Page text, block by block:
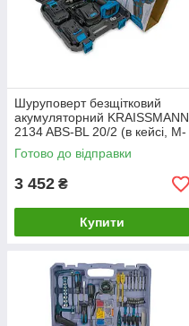
Шуруповерт безщітковий
акумуляторний KRAISSMANN
2134 ABS-BL 20/2 (в кейсі, M-
POWER series 20)
Готово до відправки
3 452 ₴
Купити